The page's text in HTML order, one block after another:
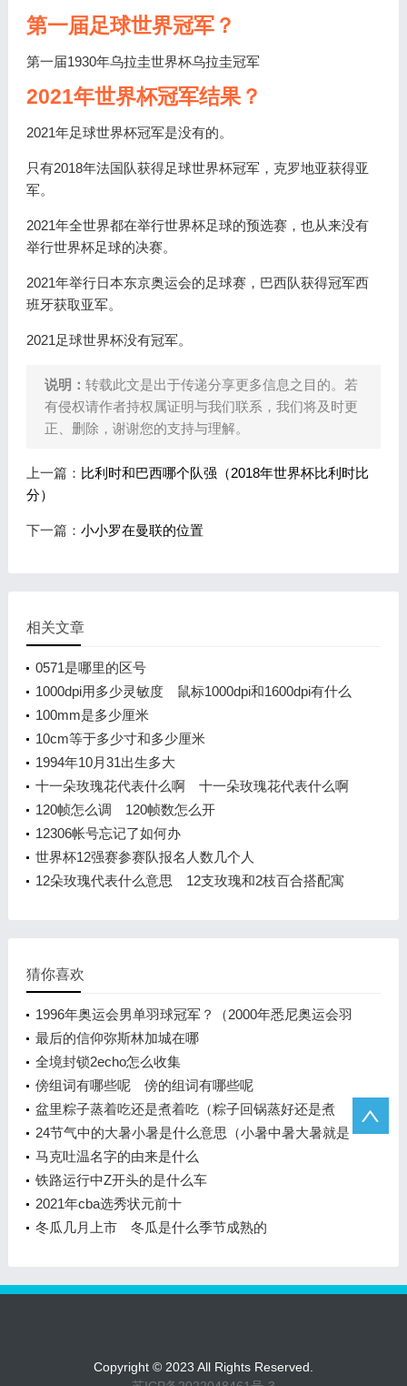
第一届足球世界冠军？
第一届1930年乌拉圭世界杯乌拉圭冠军
2021年世界杯冠军结果？
2021年足球世界杯冠军是没有的。
只有2018年法国队获得足球世界杯冠军，克罗地亚获得亚
军。
2021年全世界都在举行世界杯足球的预选赛，也从来没有
举行世界杯足球的决赛。
2021年举行日本东京奥运会的足球赛，巴西队获得冠军西
班牙获取亚军。
2021足球世界杯没有冠军。
说明： 转载此文是出于传递分享更多信息之目的。若
有侵权请作者持权属证明与我们联系，我们将及时更
正、删除，谢谢您的支持与理解。
上一篇： 比利时和巴西哪个队强（2018年世界杯比利时比
分）
下一篇： 小小罗在曼联的位置
相关文章
0571是哪里的区号
1000dpi用多少灵敏度 鼠标1000dpi和1600dpi有什么
区别
100mm是多少厘米
10cm等于多少寸和多少厘米
1994年10月31出生多大
十一朵玫瑰花代表什么啊 十一朵玫瑰花代表什么啊
120帧怎么调 120帧数怎么开
12306帐号忘记了如何办
世界杯12强赛参赛队报名人数几个人
12朵玫瑰代表什么意思 12支玫瑰和2枝百合搭配寓
猜你喜欢
1996年奥运会男单羽球冠军？（2000年悉尼奥运会羽
毛球男单决赛？）
最后的信仰弥斯林加城在哪
全境封锁2echo怎么收集
傍组词有哪些呢 傍的组词有哪些呢
盆里粽子蒸着吃还是煮着吃（粽子回锅蒸好还是煮
好）
24节气中的大暑小暑是什么意思（小暑中暑大暑就是
三伏吗）
马克吐温名字的由来是什么
铁路运行中Z开头的是什么车
2021年cba选秀状元前十
冬瓜几月上市 冬瓜是什么季节成熟的
Copyright © 2023 All Rights Reserved.